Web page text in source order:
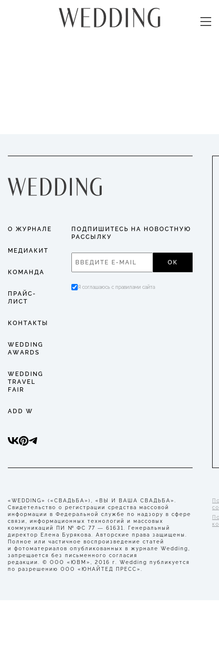
О ЖУРНАЛЕ
МЕДИАКИТ
КОМАНДА
ПРАЙС-
ЛИСТ
КОНТАКТЫ
WEDDING
AWARDS
WEDDING
TRAVEL
FAIR
ADD W
ПОДПИШИТЕСЬ НА НОВОСТНУЮ
РАССЫЛКУ
ОК
Я соглашаюсь с правилами сайта
«WEDDING» («СВАДЬБА»), «ВЫ И ВАША СВАДЬБА».
Свидетельство о регистрации средства массовой
информации в Федеральной службе по надзору в сфере
связи, информационных технологий и массовых
коммуникаций ПИ № ФС 77 — 61631. Генеральный
директор Елена Бурякова. Авторские права защищены.
Полное или частичное воспроизведение статей
и фотоматериалов опубликованных в журнале Wedding,
запрещается без письменного согласия
редакции. © ООО «ЮВМ», 2016 г. Wedding публикуется
по разрешению ООО «ЮНАЙТЕД ПРЕСС».